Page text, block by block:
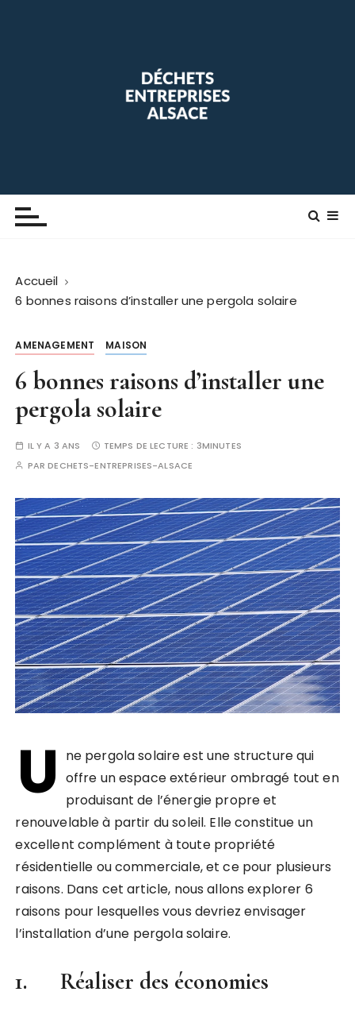
Déchets Entreprise Alsace
Accueil
6 bonnes raisons d’installer une pergola solaire
AMENAGEMENT MAISON
6 bonnes raisons d’installer une
pergola solaire
IL Y A 3 ANS TEMPS DE LECTURE : 3MINUTES
PARDECHETS-ENTREPRISES-ALSACE
U
ne pergola solaire est une structure qui
offre un espace extérieur ombragé tout en
produisant de l’énergie propre et
renouvelable à partir du soleil. Elle constitue un
excellent complément à toute propriété
résidentielle ou commerciale, et ce pour plusieurs
raisons. Dans cet article, nous allons explorer 6
raisons pour lesquelles vous devriez envisager
l’installation d’une pergola solaire.
1. Réaliser des économies